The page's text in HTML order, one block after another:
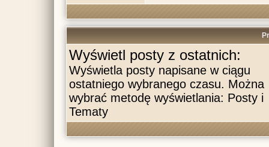
Wyświetl posty z ostatnich:
Wyświetla posty napisane w ciągu
ostatniego wybranego czasu. Można
wybrać metodę wyświetlania: Posty i
Tematy